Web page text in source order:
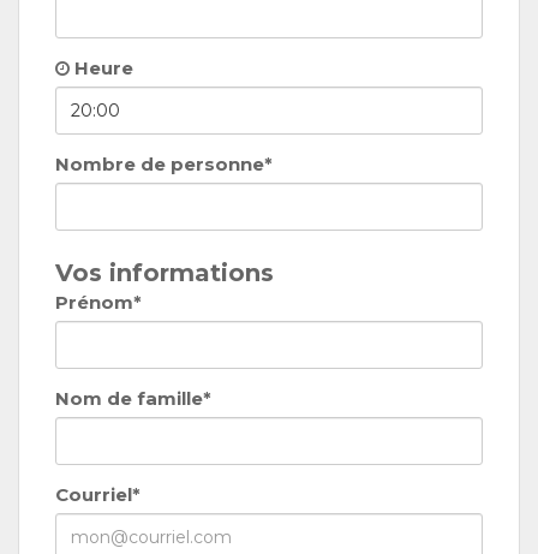
Heure
Nombre de personne*
Vos informations
Prénom*
Nom de famille*
Courriel*